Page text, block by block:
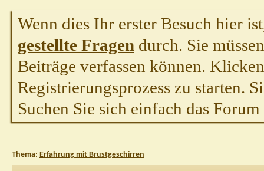
Wenn dies Ihr erster Besuch hier
gestellte Fragen durch. Sie
Beiträge verfassen können.
Registrierungsprozess zu starten.
Suchen Sie sich einfach das
Thema: Erfahrung mit Brustgeschirren